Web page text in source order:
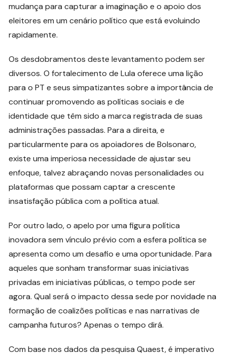
mudança para capturar a imaginação e o apoio dos
eleitores em um cenário político que está evoluindo
rapidamente.
Os desdobramentos deste levantamento podem ser
diversos. O fortalecimento de Lula oferece uma lição
para o PT e seus simpatizantes sobre a importância de
continuar promovendo as políticas sociais e de
identidade que têm sido a marca registrada de suas
administrações passadas. Para a direita, e
particularmente para os apoiadores de Bolsonaro,
existe uma imperiosa necessidade de ajustar seu
enfoque, talvez abraçando novas personalidades ou
plataformas que possam captar a crescente
insatisfação pública com a política atual.
Por outro lado, o apelo por uma figura política
inovadora sem vínculo prévio com a esfera política se
apresenta como um desafio e uma oportunidade. Para
aqueles que sonham transformar suas iniciativas
privadas em iniciativas públicas, o tempo pode ser
agora. Qual será o impacto dessa sede por novidade na
formação de coalizões políticas e nas narrativas de
campanha futuros? Apenas o tempo dirá.
Com base nos dados da pesquisa Quaest, é imperativo